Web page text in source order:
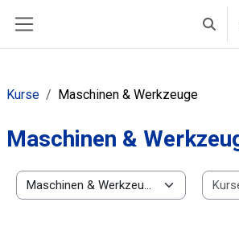
Kurse Maschinen & Werkzeuge
Maschinen &
Kursbereiche